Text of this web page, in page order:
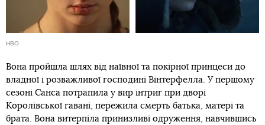
HBO
Вона пройшла шлях від наївної та покірної принцеси до
владної і розважливої господині Вінтерфелла. У першому
сезоні Санса потрапила у вир інтриг при дворі
Королівської гавані, пережила смерть батька, матері та
брата. Вона витерпіла принизливі одруження, навчившись